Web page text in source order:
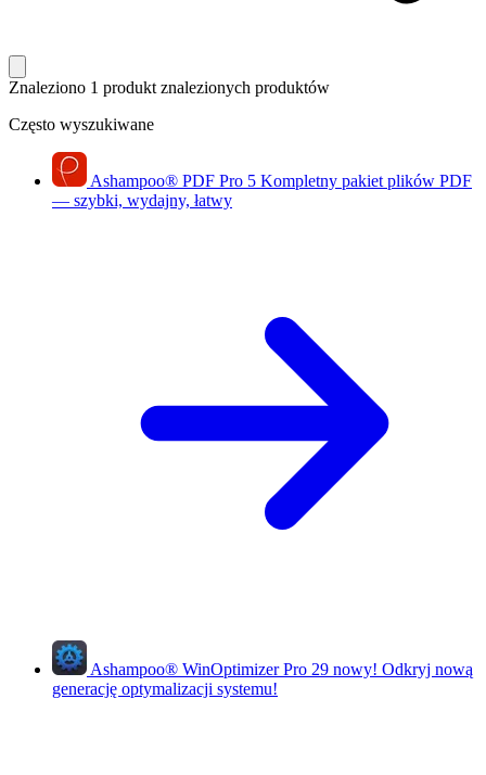
Znaleziono 1 produkt znalezionych produktów
Często wyszukiwane
Ashampoo® PDF Pro 5 Kompletny pakiet plików PDF
— szybki, wydajny, łatwy
Ashampoo® WinOptimizer Pro 29 nowy! Odkryj nową
generację optymalizacji systemu!